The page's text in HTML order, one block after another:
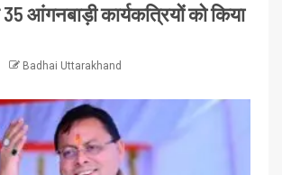
आंगनबाड़ी कार्यकत्रियों को किया
Badhai Uttarakhand